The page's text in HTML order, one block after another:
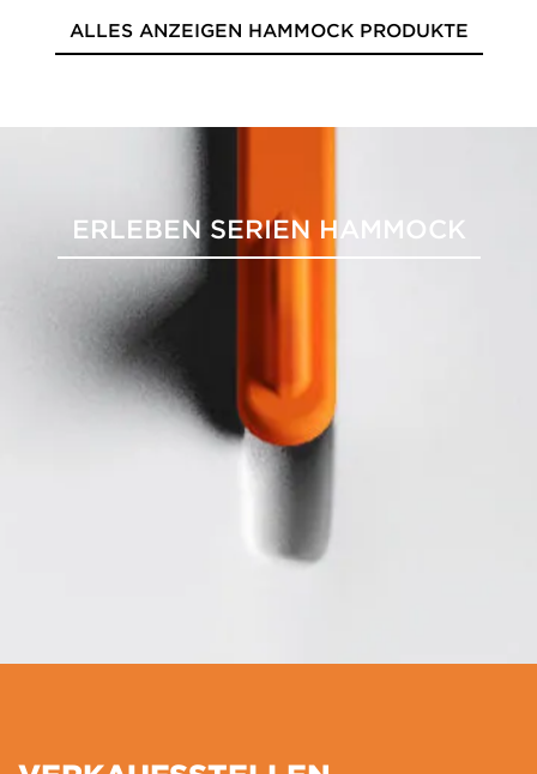
ALLES ANZEIGEN HAMMOCK PRODUKTE
ERLEBEN SERIEN HAMMOCK